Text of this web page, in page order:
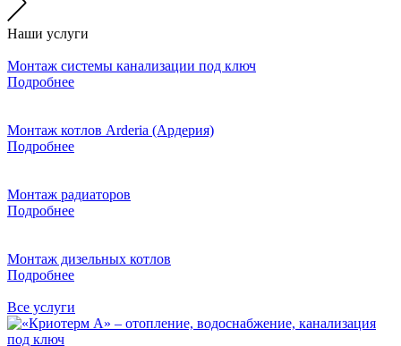
Наши услуги
Монтаж системы канализации под ключ
Подробнее
Монтаж котлов Arderia (Ардерия)
Подробнее
Монтаж радиаторов
Подробнее
Монтаж дизельных котлов
Подробнее
Все услуги